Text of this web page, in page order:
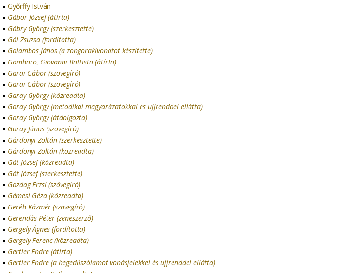
Győrffy István
Gábor József (átírta)
Gábry György (szerkesztette)
Gál Zsuzsa (fordította)
Galambos János (a zongorakivonatot készítette)
Gambaro, Giovanni Battista (átírta)
Garai Gábor (szövegíró)
Garai Gábor (szövegíró)
Garay György (közreadta)
Garay György (metodikai magyarázatokkal és ujjrenddel ellátta)
Garay György (átdolgozta)
Garay János (szövegíró)
Gárdonyi Zoltán (szerkesztette)
Gárdonyi Zoltán (közreadta)
Gát József (közreadta)
Gát József (szerkesztette)
Gazdag Erzsi (szövegíró)
Gémesi Géza (közreadta)
Geréb Kázmér (szövegíró)
Gerendás Péter (zeneszerző)
Gergely Ágnes (fordította)
Gergely Ferenc (közreadta)
Gertler Endre (átírta)
Gertler Endre (a hegedűszólamot vonásjelekkel és ujjrenddel ellátta)